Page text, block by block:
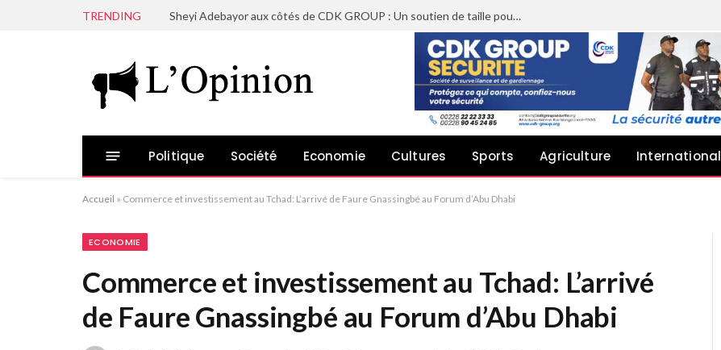
TRENDING Sheyi Adebayor aux côtés de CDK GROUP : Un soutien de taille pour le concert de Joachin Migos
Politique Société Economie Cultures Sports Agriculture International
Accueil » Commerce et investissement au Tchad: L’arrivé de Faure Gnassingbé au Forum d’Abu Dhabi
ECONOMIE
Commerce et investissement au Tchad: L’arrivé
de Faure Gnassingbé au Forum d’Abu Dhabi